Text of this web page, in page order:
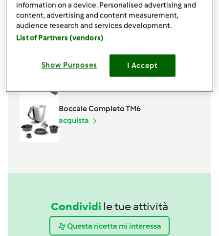
Aggiungi alla lista della spesa
Accessori che ti serviranno
Spatola
Boccale Completo TM6
acquista
Condividi le tue attività
Questa ricetta mi interessa
information on a device. Personalised advertising and
content, advertising and content measurement,
audience research and services development.
List of Partners (vendors)
Show Purposes I Accept